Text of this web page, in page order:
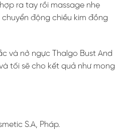
ra tay rồi massage nhẹ
động chiều kim đồng
và nở ngực Thalgo Bust And
tối sẽ cho kết quả như mong
S.A, Pháp.